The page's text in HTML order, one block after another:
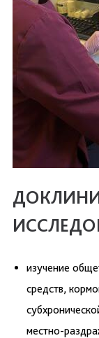
изучение
средств,
местно-